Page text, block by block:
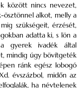
között nincs nevezet,
alkot, melly a
szükségeit, érzését,
adatta ki, s lön a
a gyerek ivadék által
mindig úgy bövítgeték
ránk egész lobogó
évszázbol, midőn az
ha névtelenek